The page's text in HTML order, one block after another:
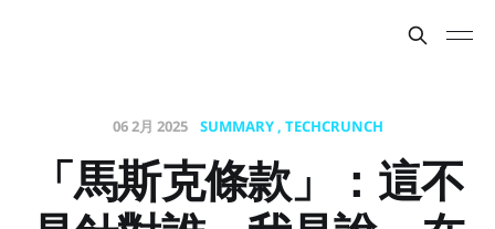
06 2月 2025 SUMMARY TECHCRUNCH
「馬斯克條款」：這不